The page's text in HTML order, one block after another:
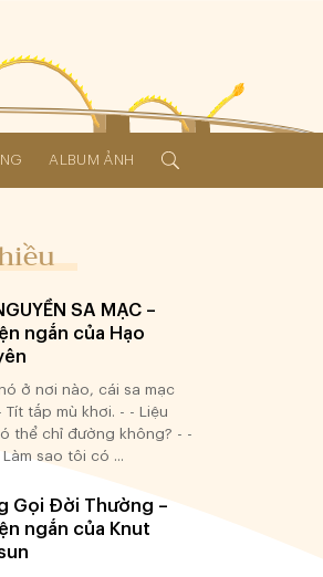
ALBUM ẢNH
SA MẠC –
ngắn của Hạo
ở nơi nào, cái sa mạc
Tít tắp mù khơi. - - Liệu
thể chỉ đường không? - -
Làm sao tôi có ...
Gọi Đời Thường –
ngắn của Knut